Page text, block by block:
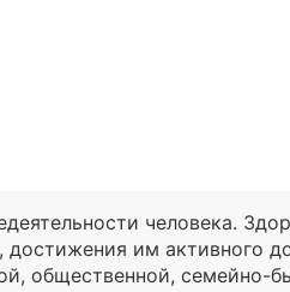
человека.
им активного
общественной, семейно-